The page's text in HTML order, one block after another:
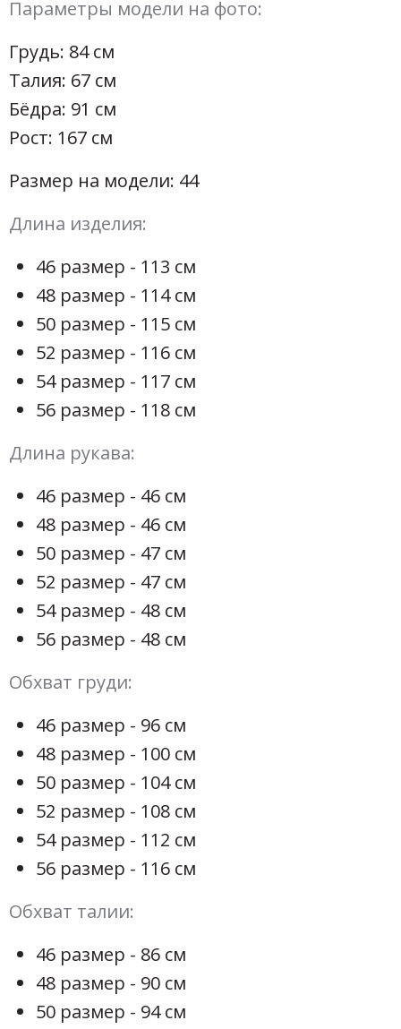
Параметры модели на фото:
Грудь: 84 см
Талия: 67 см
Бёдра: 91 см
Рост: 167 см
Размер на модели: 44
Длина изделия:
46 размер - 113 см
48 размер - 114 см
50 размер - 115 см
52 размер - 116 см
54 размер - 117 см
56 размер - 118 см
Длина рукава:
46 размер - 46 см
48 размер - 46 см
50 размер - 47 см
52 размер - 47 см
54 размер - 48 см
56 размер - 48 см
Обхват груди:
46 размер - 96 см
48 размер - 100 см
50 размер - 104 см
52 размер - 108 см
54 размер - 112 см
56 размер - 116 см
Обхват талии:
46 размер - 86 см
48 размер - 90 см
50 размер - 94 см